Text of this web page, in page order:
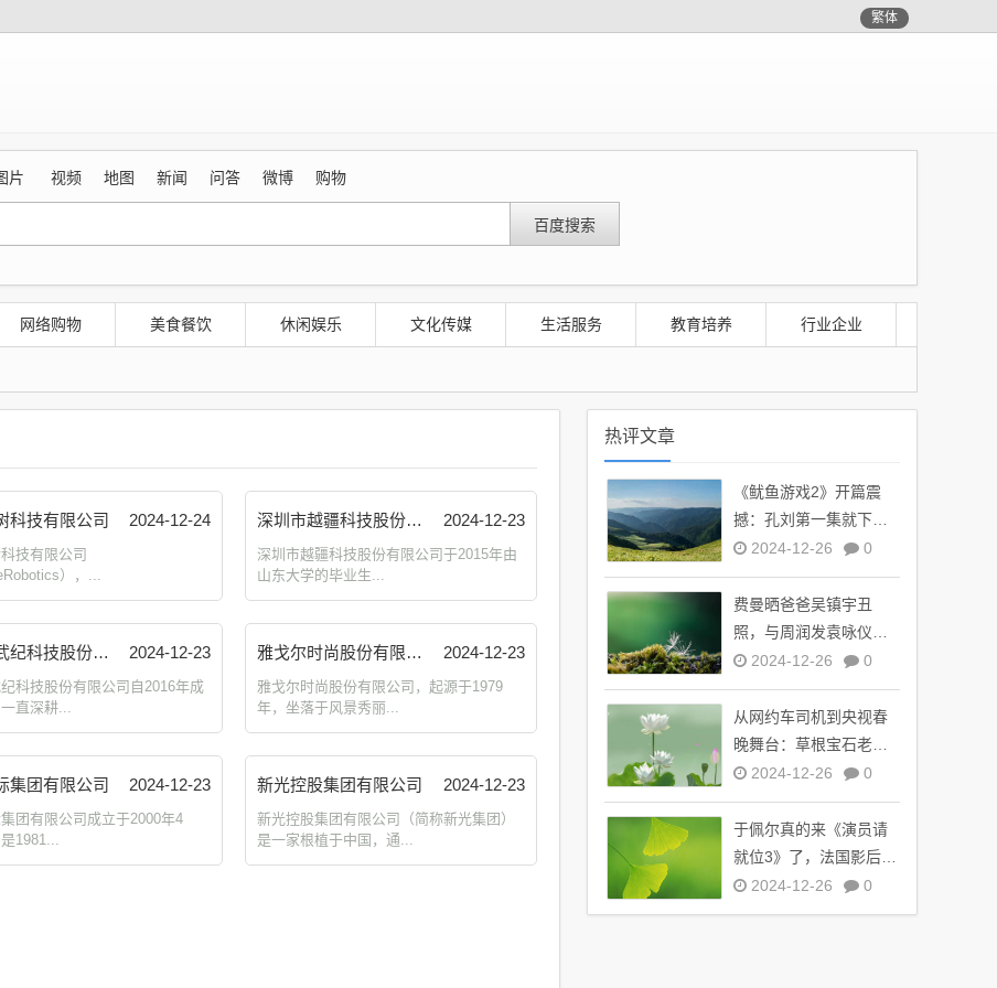
繁体
片 视频 地图 新闻 问答 微博 购物
网络购物 美食餐饮 休闲娱乐 文化传媒 生活服务 教育培养 行业企业
科技有限公司 2024-12-24
技有限公司
），...
深圳市越疆科技股份有限公司 2024-12-23
深圳市越疆科技股份有限公司于2015年由
山东大学的毕业生...
中科寒武纪科技股份有限公司 2024-12-23
科技股份有限公司自2016年成
直深耕...
雅戈尔时尚股份有限公司 2024-12-23
雅戈尔时尚股份有限公司，起源于1979
年，坐落于风景秀丽...
集团有限公司 2024-12-23
集团有限公司成立于2000年4
1981...
新光控股集团有限公司 2024-12-23
新光控股集团有限公司（简称新光集团）
是一家根植于中国，通...
热评文章
《鱿鱼游戏2》开篇震
撼：孔刘第一集就下线
了，引全球观众热议
2024-12-26 0
费曼晒爸爸吴镇宇丑
照，与周润发袁咏仪自
拍，自嘲“精神担当”
2024-12-26 0
从网约车司机到央视春
晚舞台：草根宝石老舅
的音乐逆袭之路
2024-12-26 0
于佩尔真的来《演员请
就位3》了，法国影后倾
情加盟引期待
2024-12-26 0